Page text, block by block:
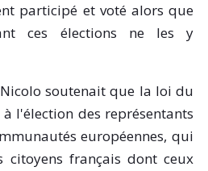
participé et voté alors que
ces élections ne les y
soutenait que la loi du
l'élection des représentants
européennes, qui
français dont ceux